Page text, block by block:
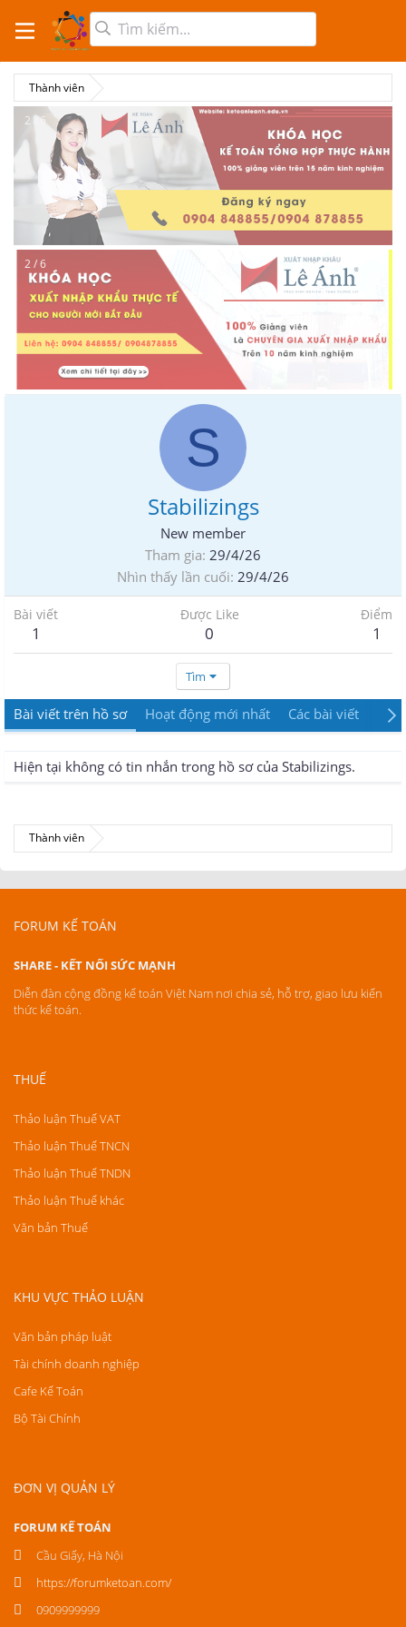
Thành viên
2 / 6
2 / 6
S
Stabilizings
New member
Tham gia 29/4/26
Nhìn thấy lần cuối 29/4/26
Bài viết
1
Được Like
0
Điểm
1
Tìm
Bài viết trên hồ sơ Hoạt động mới nhất Các bài viết
Hiện tại không có tin nhắn trong hồ sơ của Stabilizings.
Thành viên
FORUM KẾ TOÁN
SHARE - KẾT NỐI SỨC MẠNH
Diễn đàn cộng đồng kế toán Việt Nam nơi chia sẻ, hỗ trợ, giao lưu kiến
thức kế toán.
THUẾ
Thảo luận Thuế VAT
Thảo luận Thuế TNCN
Thảo luận Thuế TNDN
Thảo luận Thuế khác
Văn bản Thuế
KHU VỰC THẢO LUẬN
Văn bản pháp luật
Tài chính doanh nghiệp
Cafe Kế Toán
Bộ Tài Chính
ĐƠN VỊ QUẢN LÝ
FORUM KẾ TOÁN
Cầu Giấy, Hà Nội
https://forumketoan.com/
0909999999